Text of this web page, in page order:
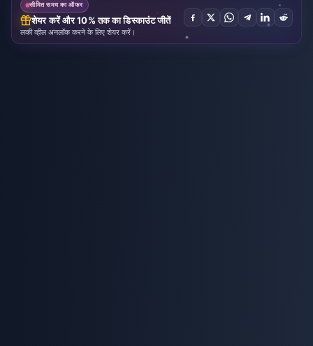
सीमित समय का ऑफर
शेयर करें और 10% तक का डिस्काउंट जीतें
लकी व्हील अनलॉक करने के लिए शेयर करें।